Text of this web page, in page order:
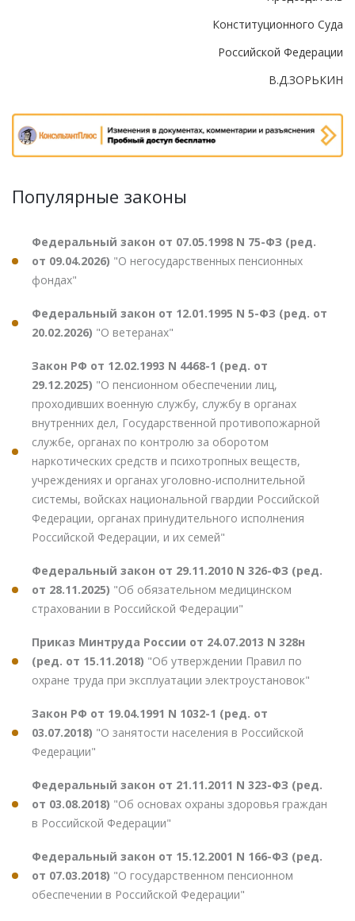
Конституционного Суда
Российской Федерации
В.Д.ЗОРЬКИН
Популярные законы
Федеральный закон от 07.05.1998 N 75-ФЗ (ред.
от 09.04.2026) "О негосударственных пенсионных
фондах"
Федеральный закон от 12.01.1995 N 5-ФЗ (ред. от
20.02.2026) "О ветеранах"
Закон РФ от 12.02.1993 N 4468-1 (ред. от
29.12.2025) "О пенсионном обеспечении лиц,
проходивших военную службу, службу в органах
внутренних дел, Государственной противопожарной
службе, органах по контролю за оборотом
наркотических средств и психотропных веществ,
учреждениях и органах уголовно-исполнительной
системы, войсках национальной гвардии Российской
Федерации, органах принудительного исполнения
Российской Федерации, и их семей"
Федеральный закон от 29.11.2010 N 326-ФЗ (ред.
от 28.11.2025) "Об обязательном медицинском
страховании в Российской Федерации"
Приказ Минтруда России от 24.07.2013 N 328н
(ред. от 15.11.2018) "Об утверждении Правил по
охране труда при эксплуатации электроустановок"
Закон РФ от 19.04.1991 N 1032-1 (ред. от
03.07.2018) "О занятости населения в Российской
Федерации"
Федеральный закон от 21.11.2011 N 323-ФЗ (ред.
от 03.08.2018) "Об основах охраны здоровья граждан
в Российской Федерации"
Федеральный закон от 15.12.2001 N 166-ФЗ (ред.
от 07.03.2018) "О государственном пенсионном
обеспечении в Российской Федерации"